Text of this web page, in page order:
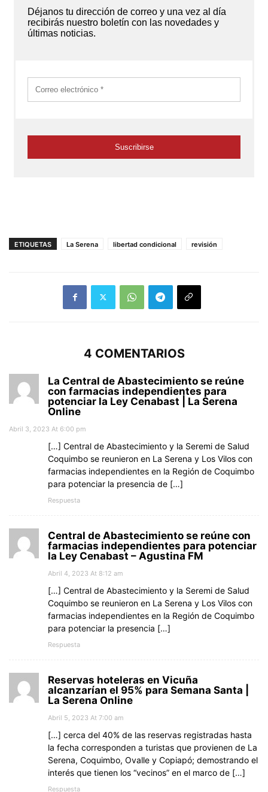
ETIQUETAS La Serena libertad condicional revisión
4 COMENTARIOS
La Central de Abastecimiento se reúne
con farmacias independientes para
potenciar la Ley Cenabast | La Serena
Online
Abril 3, 2023 At 6:00 pm
[…] Central de Abastecimiento y la Seremi de Salud
Coquimbo se reunieron en La Serena y Los Vilos con
farmacias independientes en la Región de Coquimbo
para potenciar la presencia de […]
Respuesta
Central de Abastecimiento se reúne con
farmacias independientes para potenciar
la Ley Cenabast – Agustina FM
Abril 4, 2023 At 8:12 am
[…] Central de Abastecimiento y la Seremi de Salud
Coquimbo se reunieron en La Serena y Los Vilos con
farmacias independientes en la Región de Coquimbo
para potenciar la presencia […]
Respuesta
Reservas hoteleras en Vicuña
alcanzarían el 95% para Semana Santa |
La Serena Online
Abril 5, 2023 At 7:00 am
[…] cerca del 40% de las reservas registradas hasta
la fecha corresponden a turistas que provienen de La
Serena, Coquimbo, Ovalle y Copiapó; demostrando el
interés que tienen los “vecinos” en el marco de […]
Respuesta